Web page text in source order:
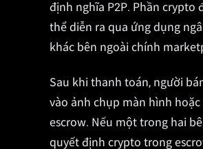
định nghĩa P2P. Phần
thể diễn ra qua ứng dụng
khác bên ngoài chính
Sau khi thanh toán, người
vào ảnh chụp màn hình
escrow. Nếu một trong hai
quyết định crypto trong